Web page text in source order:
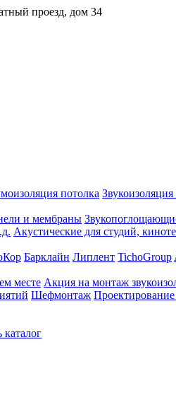
проезд, дом 34
потолка Звукоизоляция
и мембраны
Акустические для студий,
Барклайн Липлент TichoGroup
месте Акция на монтаж
Шефмонтаж
каталог